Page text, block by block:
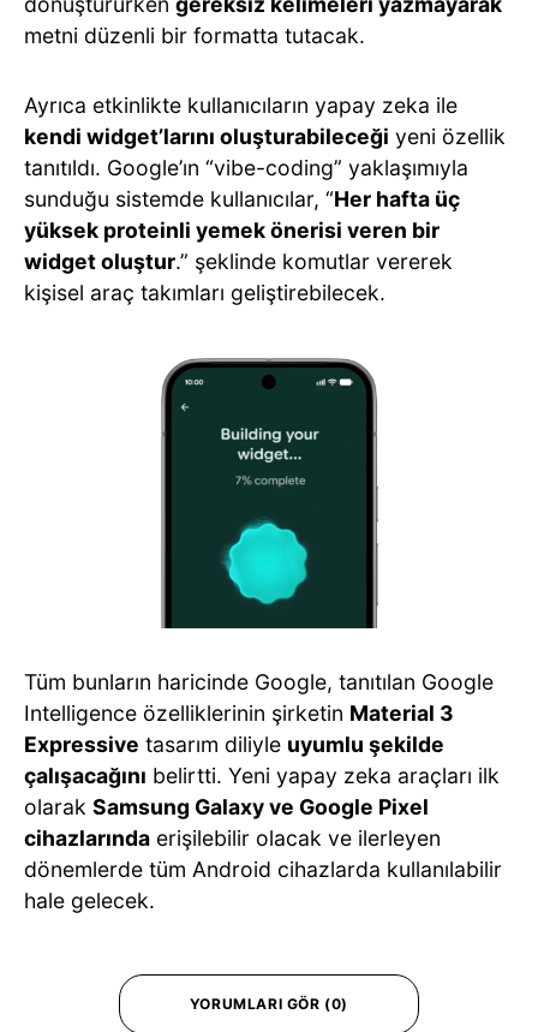
metni düzenli bir formatta tutacak.
Ayrıca etkinlikte kullanıcıların yapay zeka ile
kendi widget’larını oluşturabileceği yeni özellik
tanıtıldı. Google’ın “vibe-coding” yaklaşımıyla
sunduğu sistemde kullanıcılar, “Her hafta üç
yüksek proteinli yemek önerisi veren bir
widget oluştur.” şeklinde komutlar vererek
kişisel araç takımları geliştirebilecek.
Tüm bunların haricinde Google, tanıtılan Google
Intelligence özelliklerinin şirketin Material 3
Expressive tasarım diliyle uyumlu şekilde
çalışacağını belirtti. Yeni yapay zeka araçları ilk
olarak Samsung Galaxy ve Google Pixel
cihazlarında erişilebilir olacak ve ilerleyen
dönemlerde tüm Android cihazlarda kullanılabilir
hale gelecek.
YORUMLARI GÖR (0)